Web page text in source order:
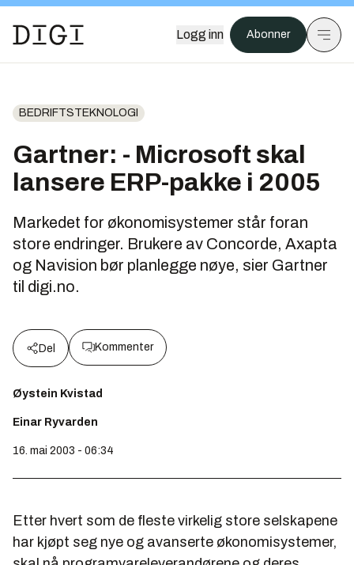
Logg inn Abonner
BEDRIFTSTEKNOLOGI
Gartner: - Microsoft skal
lansere ERP-pakke i 2005
Markedet for økonomisystemer står foran
store endringer. Brukere av Concorde, Axapta
og Navision bør planlegge nøye, sier Gartner
til digi.no.
Del Kommenter
Øystein Kvistad
Einar Ryvarden
16. mai 2003 - 06:34
Etter hvert som de fleste virkelig store selskapene
har kjøpt seg nye og avanserte økonomisystemer,